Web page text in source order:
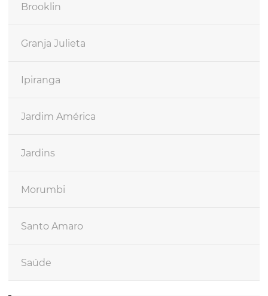
Brooklin
Granja Julieta
Ipiranga
Jardim América
Jardins
Morumbi
Santo Amaro
Saúde